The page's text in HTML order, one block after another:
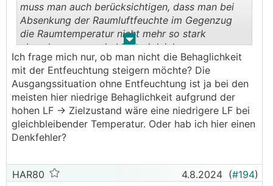
. .
muss man auch berücksichtigen, dass man bei
Absenkung der Raumluftfeuchte im Gegenzug
die Raumtemperatur nicht mehr so stark
absenken muss, wie bisher (gleiche
Behaglichkeit).
Ich frage mich nur, ob man nicht die Behaglichkeit
mit der Entfeuchtung steigern möchte? Die
Ausgangssituation ohne Entfeuchtung ist ja bei den
meisten hier niedrige Behaglichkeit aufgrund der
hohen LF -> Zielzustand wäre eine niedrigere LF bei
gleichbleibender Temperatur. Oder hab ich hier einen
Denkfehler?
HAR80 4.8.2024 (#194)